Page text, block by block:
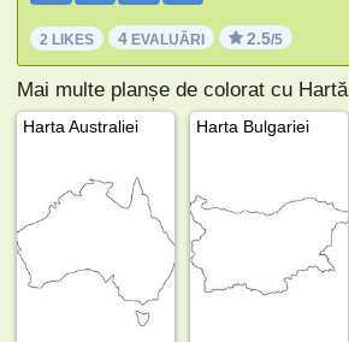
2 LIKES 4 EVALUĂRI 2.5/5
Mai multe planșe de colorat cu Hartă
Harta Australiei Harta Bulgariei